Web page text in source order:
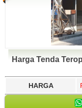
Harga Tenda
HARGA